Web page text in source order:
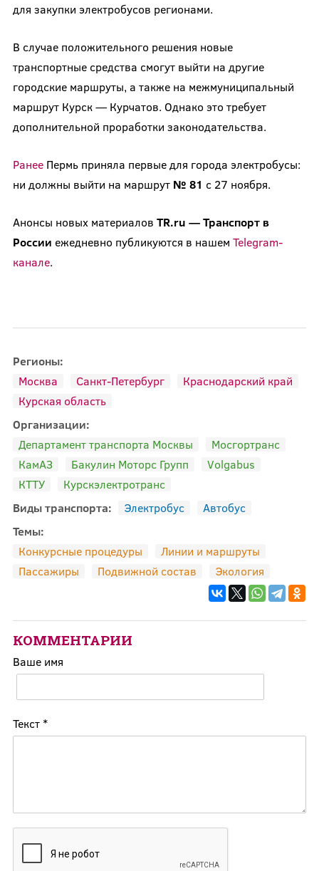
для закупки электробусов регионами.
В случае положительного решения новые
транспортные средства смогут выйти на другие
городские маршруты, а также на межмуниципальный
маршрут Курск — Курчатов. Однако это требует
дополнительной проработки законодательства.
РанееПермь приняла первые для города электробусы:
ни должны выйти на маршрут № 81 с 27 ноября.
Анонсы новых материалов TR.ru — Транспорт в
России ежедневно публикуются в нашем Telegram-
канале.
Регионы:
Москва
Санкт-Петербург
Краснодарский край
Курская область
Организации:
Департамент транспорта Москвы
Мосгортранс
КамАЗ
Бакулин Моторс Групп
Volgabus
КТТУ
Курскэлектротранс
Виды транспорта:
Электробус
Автобус
Темы:
Конкурсные процедуры
Линии и маршруты
Пассажиры
Подвижной состав Экология
КОММЕНТАРИИ
Ваше имя
Текст *